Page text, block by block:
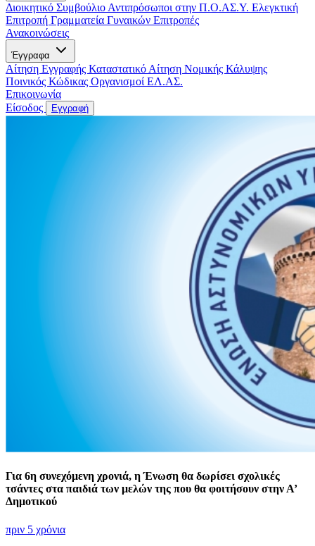
Διοικητικό Συμβούλιο Αντιπρόσωποι στην Π.Ο.ΑΣ.Υ. Ελεγκτική
Επιτροπή Γραμματεία Γυναικών Επιτροπές
Ανακοινώσεις
Έγγραφα
Αίτηση Εγγραφής Καταστατικό Αίτηση Νομικής Κάλυψης
Ποινικός Κώδικας Οργανισμοί ΕΛ.ΑΣ.
Επικοινωνία
Είσοδος
Εγγραφή
Για 6η συνεχόμενη χρονιά, η Ένωση θα δωρίσει σχολικές
τσάντες στα παιδιά των μελών της που θα φοιτήσουν στην Α’
Δημοτικού
πριν 5 χρόνια